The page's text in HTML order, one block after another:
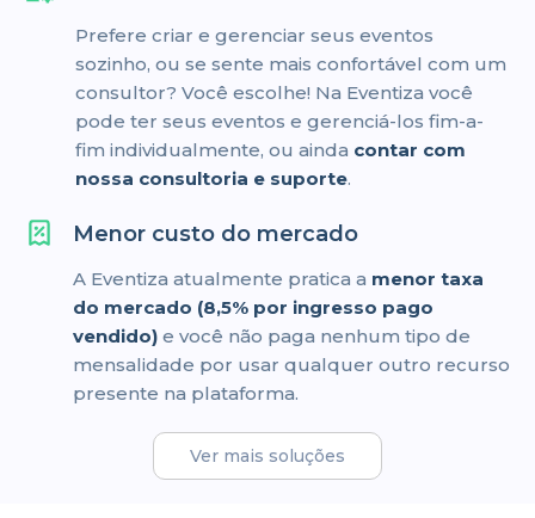
Prefere criar e gerenciar seus eventos
sozinho, ou se sente mais confortável com um
consultor? Você escolhe! Na Eventiza você
pode ter seus eventos e gerenciá-los fim-a-
fim individualmente, ou ainda contar com
nossa consultoria e suporte.
Menor custo do mercado
A Eventiza atualmente pratica a menor taxa
do mercado (8,5% por ingresso pago
vendido) e você não paga nenhum tipo de
mensalidade por usar qualquer outro recurso
presente na plataforma.
Ver mais soluções